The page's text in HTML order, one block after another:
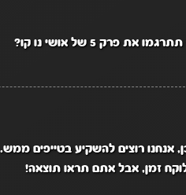
5 של אושי נו קו?
אנחנו רוצים להשקיע בטייפים ממש.
זמן, אבל אתם תראו תוצאה!